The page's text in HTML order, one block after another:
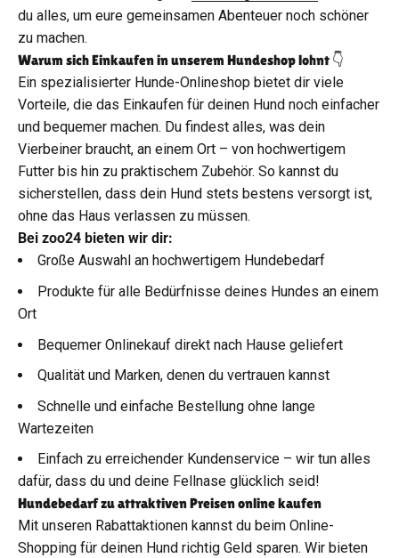
du alles, um eure gemeinsamen Abenteuer noch schöner
zu machen.
Warum sich Einkaufen in unserem Hundeshop lohnt 👇
Ein spezialisierter Hunde-Onlineshop bietet dir viele
Vorteile, die das Einkaufen für deinen Hund noch einfacher
und bequemer machen. Du findest alles, was dein
Vierbeiner braucht, an einem Ort – von hochwertigem
Futter bis hin zu praktischem Zubehör. So kannst du
sicherstellen, dass dein Hund stets bestens versorgt ist,
ohne das Haus verlassen zu müssen.
Bei zoo24 bieten wir dir:
Große Auswahl an hochwertigem Hundebedarf
Produkte für alle Bedürfnisse deines Hundes an einem
Ort
Bequemer Onlinekauf direkt nach Hause geliefert
Qualität und Marken, denen du vertrauen kannst
Schnelle und einfache Bestellung ohne lange
Wartezeiten
Einfach zu erreichender Kundenservice – wir tun alles
dafür, dass du und deine Fellnase glücklich seid!
Hundebedarf zu attraktiven Preisen online kaufen
Mit unseren Rabattaktionen kannst du beim Online-
Shopping für deinen Hund richtig Geld sparen. Wir bieten